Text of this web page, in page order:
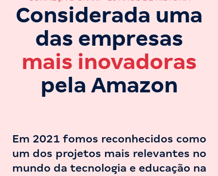
Considerada uma
das empresas
mais inovadoras
pela Amazon
Em 2021 fomos reconhecidos como
um dos projetos mais relevantes no
mundo da tecnologia e educação na